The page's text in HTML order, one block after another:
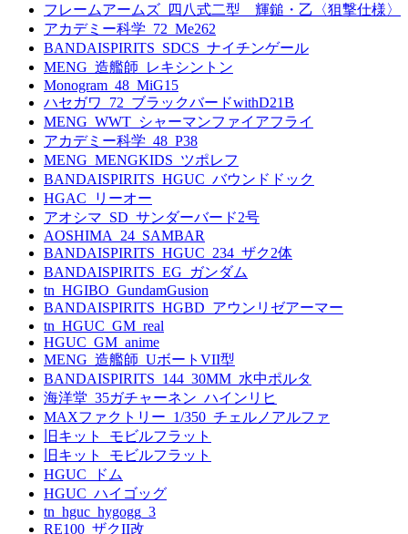
フレームアームズ_四八式二型 輝鎚・乙〈狙撃仕様〉
アカデミー科学_72_Me262
BANDAISPIRITS_SDCS_ナイチンゲール
MENG_造艦師_レキシントン
Monogram_48_MiG15
ハセガワ_72_ブラックバードwithD21B
MENG_WWT_シャーマンファイアフライ
アカデミー科学_48_P38
MENG_MENGKIDS_ツポレフ
BANDAISPIRITS_HGUC_バウンドドック
HGAC_リーオー
アオシマ_SD_サンダーバード2号
AOSHIMA_24_SAMBAR
BANDAISPIRITS_HGUC_234_ザク2体
BANDAISPIRITS_EG_ガンダム
tn_HGIBO_GundamGusion
BANDAISPIRITS_HGBD_アウンリゼアーマー
tn_HGUC_GM_real
HGUC_GM_anime
MENG_造艦師_UボートVII型
BANDAISPIRITS_144_30MM_水中ポルタ
海洋堂_35ガチャーネン_ハインリヒ
MAXファクトリー_1/350_チェルノアルファ
旧キット_モビルフラット
旧キット_モビルフラット
HGUC_ドム
HGUC_ハイゴッグ
tn_hguc_hygogg_3
RE100_ザクII改